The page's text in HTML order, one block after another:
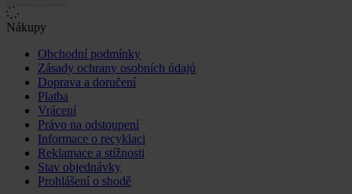
Nákupy
Obchodní podmínky
Zásady ochrany osobních údajů
Doprava a doručení
Platba
Vrácení
Právo na odstoupení
Informace o recyklaci
Reklamace a stížnosti
Stav objednávky
Prohlášení o shodě